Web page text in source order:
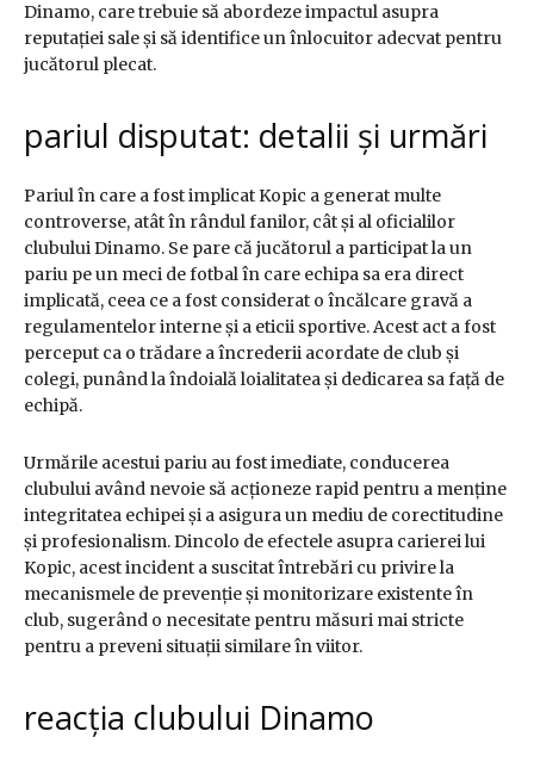
Dinamo, care trebuie să abordeze impactul asupra
reputației sale și să identifice un înlocuitor adecvat pentru
jucătorul plecat.
pariul disputat: detalii și urmări
Pariul în care a fost implicat Kopic a generat multe
controverse, atât în rândul fanilor, cât și al oficialilor
clubului Dinamo. Se pare că jucătorul a participat la un
pariu pe un meci de fotbal în care echipa sa era direct
implicată, ceea ce a fost considerat o încălcare gravă a
regulamentelor interne și a eticii sportive. Acest act a fost
perceput ca o trădare a încrederii acordate de club și
colegi, punând la îndoială loialitatea și dedicarea sa față de
echipă.
Urmările acestui pariu au fost imediate, conducerea
clubului având nevoie să acționeze rapid pentru a menține
integritatea echipei și a asigura un mediu de corectitudine
și profesionalism. Dincolo de efectele asupra carierei lui
Kopic, acest incident a suscitat întrebări cu privire la
mecanismele de prevenție și monitorizare existente în
club, sugerând o necesitate pentru măsuri mai stricte
pentru a preveni situații similare în viitor.
reacția clubului Dinamo